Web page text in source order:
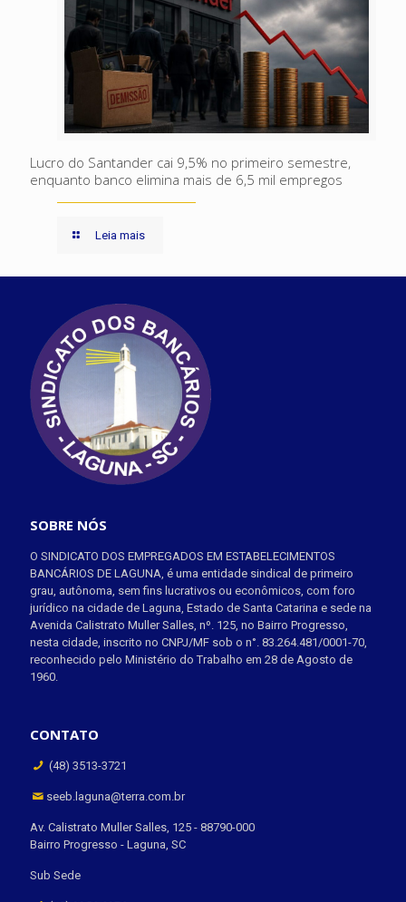
Lucro do Santander cai 9,5% no primeiro semestre,
enquanto banco elimina mais de 6,5 mil empregos
Leia mais
SOBRE NÓS
O SINDICATO DOS EMPREGADOS EM ESTABELECIMENTOS
BANCÁRIOS DE LAGUNA, é uma entidade sindical de primeiro
grau, autônoma, sem fins lucrativos ou econômicos, com foro
jurídico na cidade de Laguna, Estado de Santa Catarina e sede na
Avenida Calistrato Muller Salles, nº. 125, no Bairro Progresso,
nesta cidade, inscrito no CNPJ/MF sob o n°. 83.264.481/0001-70,
reconhecido pelo Ministério do Trabalho em 28 de Agosto de
1960.
CONTATO
(48) 3513-3721
seeb.laguna@terra.com.br
Av. Calistrato Muller Salles, 125 - 88790-000
Bairro Progresso - Laguna, SC
Sub Sede